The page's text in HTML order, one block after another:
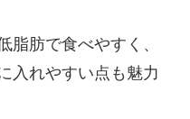
脂肪で食べやすく、
入れやすい点も魅力